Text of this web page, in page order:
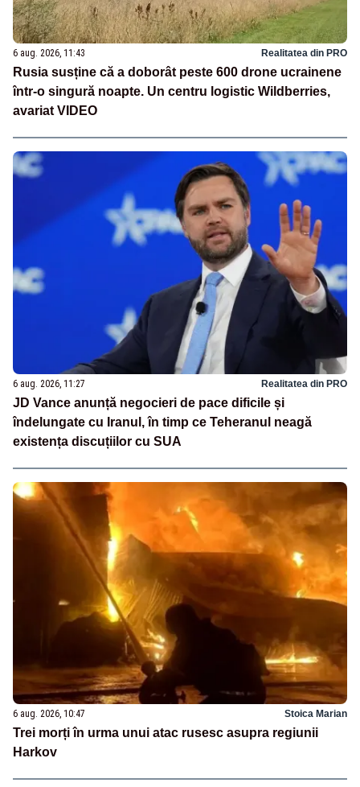
6 aug. 2026, 11:43 Realitatea din PRO
Rusia susține că a doborât peste 600 drone ucrainene
într-o singură noapte. Un centru logistic Wildberries,
avariat VIDEO
6 aug. 2026, 11:27 Realitatea din PRO
JD Vance anunță negocieri de pace dificile și
îndelungate cu Iranul, în timp ce Teheranul neagă
existența discuțiilor cu SUA
6 aug. 2026, 10:47 Stoica Marian
Trei morți în urma unui atac rusesc asupra regiunii
Harkov